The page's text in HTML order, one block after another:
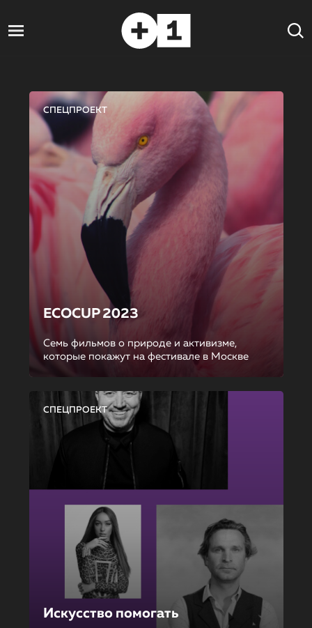
СПЕЦПРОЕКТ
ECOCUP 2023
Семь фильмов о природе и активизме,
которые покажут на фестивале в Москве
СПЕЦПРОЕКТ
Искусство помогать